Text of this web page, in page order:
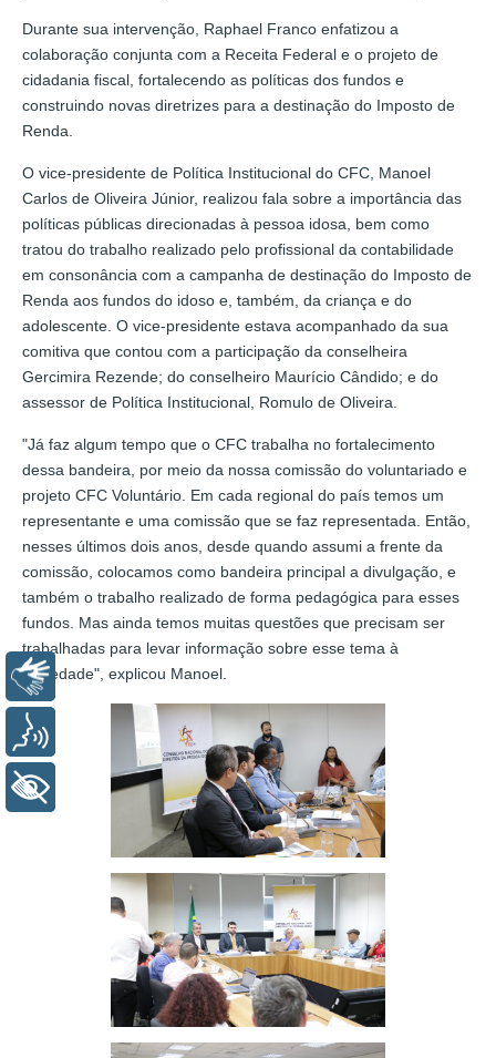
Durante sua intervenção, Raphael Franco enfatizou a
colaboração conjunta com a Receita Federal e o projeto de
cidadania fiscal, fortalecendo as políticas dos fundos e
construindo novas diretrizes para a destinação do Imposto de
Renda.
O vice-presidente de Política Institucional do CFC, Manoel
Carlos de Oliveira Júnior, realizou fala sobre a importância das
políticas públicas direcionadas à pessoa idosa, bem como
tratou do trabalho realizado pelo profissional da contabilidade
em consonância com a campanha de destinação do Imposto de
Renda aos fundos do idoso e, também, da criança e do
adolescente. O vice-presidente estava acompanhado da sua
comitiva que contou com a participação da conselheira
Gercimira Rezende; do conselheiro Maurício Cândido; e do
assessor de Política Institucional, Romulo de Oliveira.
"Já faz algum tempo que o CFC trabalha no fortalecimento
dessa bandeira, por meio da nossa comissão do voluntariado e
projeto CFC Voluntário. Em cada regional do país temos um
representante e uma comissão que se faz representada. Então,
nesses últimos dois anos, desde quando assumi a frente da
comissão, colocamos como bandeira principal a divulgação, e
também o trabalho realizado de forma pedagógica para esses
fundos. Mas ainda temos muitas questões que precisam ser
trabalhadas para levar informação sobre esse tema à
sociedade", explicou Manoel.
Libras
+ Acessibilidade